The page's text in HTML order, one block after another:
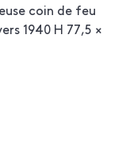
coin de feu
1940 H 77,5 ×